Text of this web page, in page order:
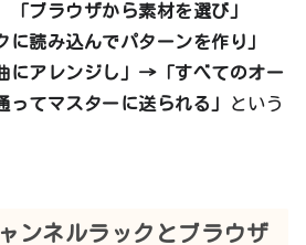
「ブラウザから素材を選び」
読み込んでパターンを作り」
にアレンジし」→「すべてのオー
ってマスターに送られる」
という
ンネルラックとブラウザ